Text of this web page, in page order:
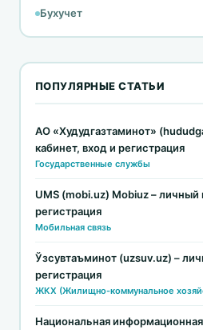
Бухучет
ПОПУЛЯРНЫЕ СТАТЬИ
АО «Худудгазтаминот»
кабинет, вход и регистрация
Государственные службы
UMS (mobi.uz) Mobiuz – личный
регистрация
Мобильная связь
Ўзсувтаъминот (uzsuv.uz) –
регистрация
ЖКХ (Жилищно-коммунальное
Национальная